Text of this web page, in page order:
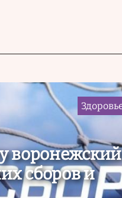
воронежский
сборов и